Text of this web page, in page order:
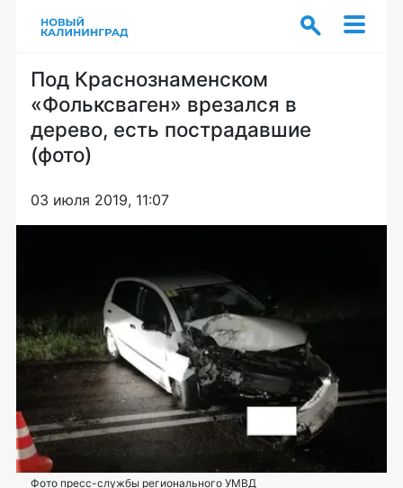
Под Краснознаменском
«Фольксваген» врезался в
дерево, есть пострадавшие
(фото)
03 июля 2019, 11:07
Фото пресс-службы регионального УМВД